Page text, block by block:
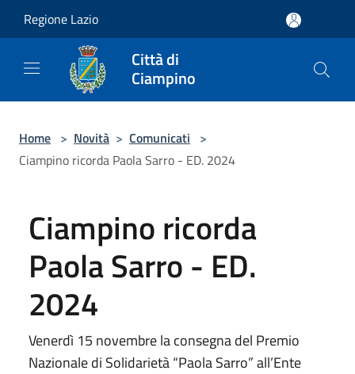
Regione Lazio
Città di
Ciampino
Home > Novità > Comunicati >
Ciampino ricorda Paola Sarro - ED. 2024
Ciampino ricorda
Paola Sarro - ED.
2024
Venerdì 15 novembre la consegna del Premio
Nazionale di Solidarietà “Paola Sarro” all’Ente